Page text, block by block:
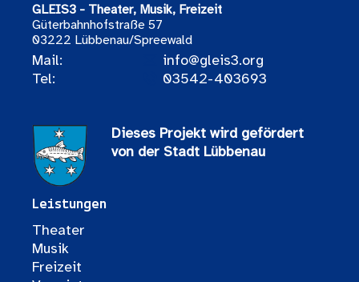
GLEIS3 - Theater, Musik, Freizeit
Güterbahnhofstraße 57
03222 Lübbenau/Spreewald
Mail:
info@gleis3.org
Tel:
03542-403693
Dieses Projekt wird gefördert
von der Stadt Lübbenau
Leistungen
Theater
Musik
Freizeit